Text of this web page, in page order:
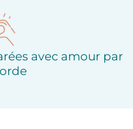
avec amour par